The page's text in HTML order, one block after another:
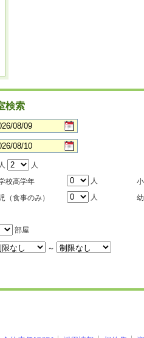
検索
人
校高学年
人
（食事のみ）
人
部屋
～